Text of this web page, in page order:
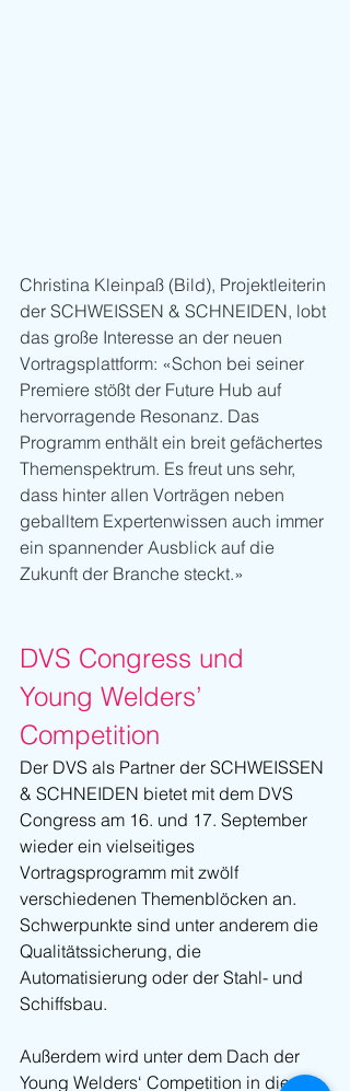
Christina Kleinpaß (Bild), Projektleiterin
der SCHWEISSEN & SCHNEIDEN, lobt
das große Interesse an der neuen
Vortragsplattform: «Schon bei seiner
Premiere stößt der Future Hub auf
hervorragende Resonanz. Das
Programm enthält ein breit gefächertes
Themenspektrum. Es freut uns sehr,
dass hinter allen Vorträgen neben
geballtem Expertenwissen auch immer
ein spannender Ausblick auf die
Zukunft der Branche steckt.»
DVS Congress und
Young Welders’
Competition
Der DVS als Partner der SCHWEISSEN
& SCHNEIDEN bietet mit dem DVS
Congress am 16. und 17. September
wieder ein vielseitiges
Vortragsprogramm mit zwölf
verschiedenen Themenblöcken an.
Schwerpunkte sind unter anderem die
Qualitätssicherung, die
Automatisierung oder der Stahl- und
Schiffsbau.
Außerdem wird unter dem Dach der
Young Welders‘ Competition in diesem